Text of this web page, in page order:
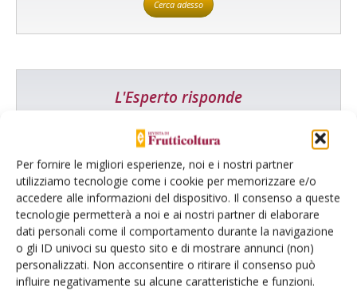
Per fornire le migliori esperienze, noi e i nostri partner
utilizziamo tecnologie come i cookie per memorizzare e/o
accedere alle informazioni del dispositivo. Il consenso a queste
tecnologie permetterà a noi e ai nostri partner di elaborare
dati personali come il comportamento durante la navigazione
o gli ID univoci su questo sito e di mostrare annunci (non)
personalizzati. Non acconsentire o ritirare il consenso può
influire negativamente su alcune caratteristiche e funzioni.
Cerca adesso
L'Esperto risponde